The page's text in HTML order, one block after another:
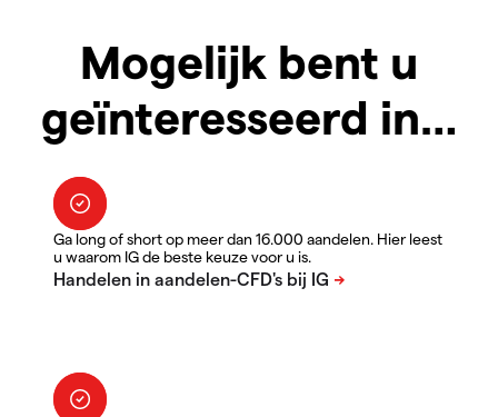
Mogelijk bent u
geïnteresseerd in…
Ga long of short op meer dan 16.000 aandelen. Hier leest
u waarom IG de beste keuze voor u is.